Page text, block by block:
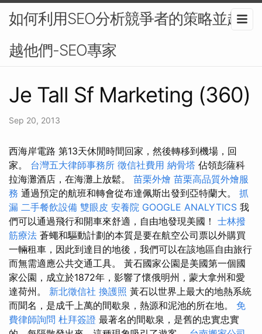
如何利用SEO分析競爭者的策略並超
越他們-SEO專家
Je Tall Sf Marketing (360)
Sep 20, 2013
西海岸電路 第13天休閒時間回家，然後轉移到機場，回
家。 台灣五大律師事務所 徵信社費用 納骨塔 佔領彭薩科
拉海灘酒店，在海灘上放鬆。 苗栗外燴 苗栗高品質外燴服
務 通過預定的航班和轉會從布達佩斯出發到亞特蘭大。 抓
漏 二手餐飲設備 雙眼皮 安養院 GOOGLE ANALYTICS 我
們可以通過飛行和開車來舒適，自由地發現美國！ 士林撥
筋療法 蒼蠅和驅動計劃的本質是要在航空公司票以外購買
一輛租車，因此到達目的地後，我們可以在該地區自由旅行
而無需適應公共交通工具。 黃石國家公園是美國第一個國
家公園，成立於1872年，影響了懷俄明州，蒙大拿州和愛
達荷州。 新北徵信社 換護照 黃石以世界上最大的地熱系統
而聞名，是成千上萬的間歇泉，熱源和泥池的所在地。 免
費律師詢問 杜拜簽證 最著名的間歇泉，是舊的忠實忠實